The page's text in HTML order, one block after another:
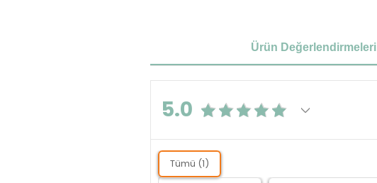
Ürün Değerlendirmeleri
5.0
Tümü (1)